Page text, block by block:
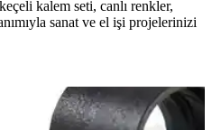
kalem seti, canlı renkler,
sanat ve el işi projelerinizi